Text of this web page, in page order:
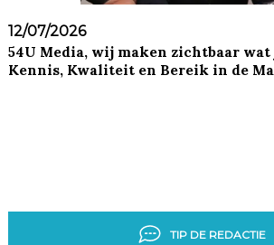
12/07/2026
54U Media, wij maken zichtbaar
Kennis, Kwaliteit en Bereik in de
TIP DE REDACTIE